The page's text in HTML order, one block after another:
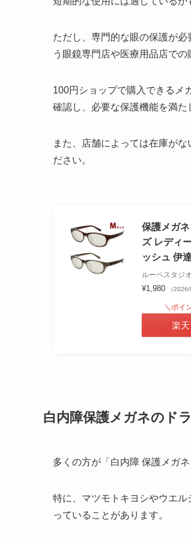
ただし、専門的な眼の保護が
う眼鏡専門店や医療用品店での
100円ショップで購入できるメ
確認し、必要な保護機能を満た
また、店舗によっては在庫が
ださい。
保護メガ
ズ レディ
ッシュ 伊
ルーペスタジオ
¥1,980 （
＼ポイ
楽
白内障保護メガネのド
多くの方が「白内障 保護メガ
特に、マツモトキヨシやウエ
っていることがあります。